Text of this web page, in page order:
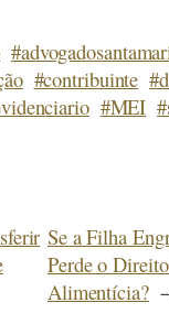
#contribuinte
#MEI
Se a Filha
Perde o
Alimentícia?